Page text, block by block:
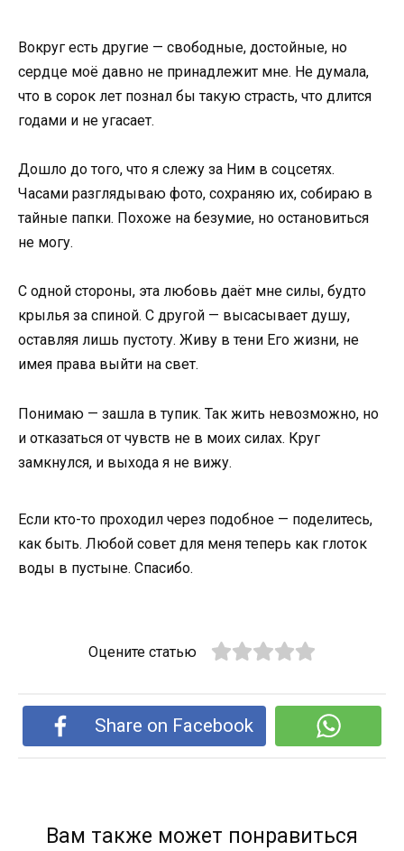
Вокруг есть другие — свободные, достойные, но
сердце моё давно не принадлежит мне. Не думала,
что в сорок лет познал бы такую страсть, что длится
годами и не угасает.
Дошло до того, что я слежу за Ним в соцсетях.
Часами разглядываю фото, сохраняю их, собираю в
тайные папки. Похоже на безумие, но остановиться
не могу.
С одной стороны, эта любовь даёт мне силы, будто
крылья за спиной. С другой — высасывает душу,
оставляя лишь пустоту. Живу в тени Его жизни, не
имея права выйти на свет.
Понимаю — зашла в тупик. Так жить невозможно, но
и отказаться от чувств не в моих силах. Круг
замкнулся, и выхода я не вижу.
Если кто-то проходил через подобное — поделитесь,
как быть. Любой совет для меня теперь как глоток
воды в пустыне. Спасибо.
Оцените статью
Share on Facebook
Вам также может понравиться